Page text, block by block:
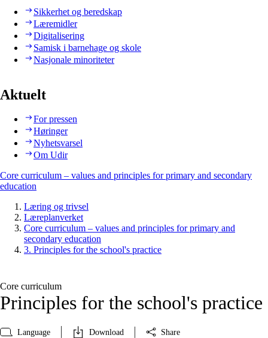
Sikkerhet og beredskap
Læremidler
Digitalisering
Samisk i barnehage og skole
Nasjonale minoriteter
Aktuelt
For pressen
Høringer
Nyhetsvarsel
Om Udir
Core curriculum – values and principles for primary and secondary
education
Læring og trivsel
Læreplanverket
Core curriculum – values and principles for primary and
secondary education
3. Principles for the school's practice
Core curriculum
Principles for the school's practice
Language Download Share